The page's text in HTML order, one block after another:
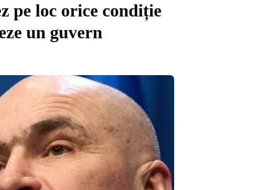
pe loc orice condiție
un guvern